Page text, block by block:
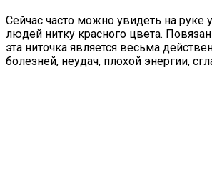
Сейчас часто можно увидеть на руке
людей нитку красного цвета.
эта ниточка является весьма
болезней, неудач, плохой энергии,